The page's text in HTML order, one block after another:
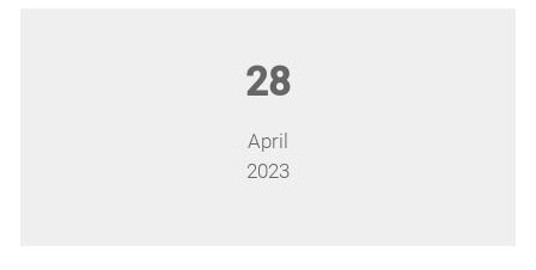
28
April
2023